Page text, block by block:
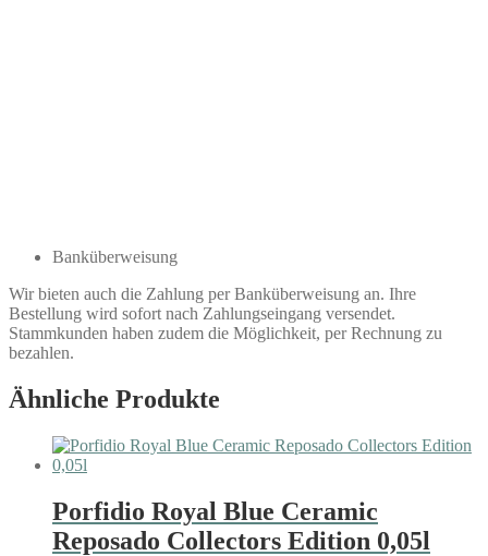
Banküberweisung
Wir bieten auch die Zahlung per Banküberweisung an. Ihre
Bestellung wird sofort nach Zahlungseingang versendet.
Stammkunden haben zudem die Möglichkeit, per Rechnung zu
bezahlen.
Ähnliche Produkte
Porfidio Royal Blue Ceramic
Reposado Collectors Edition 0,05l